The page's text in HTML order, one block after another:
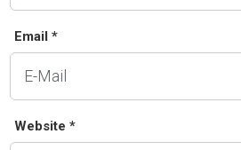
Email *
Website *